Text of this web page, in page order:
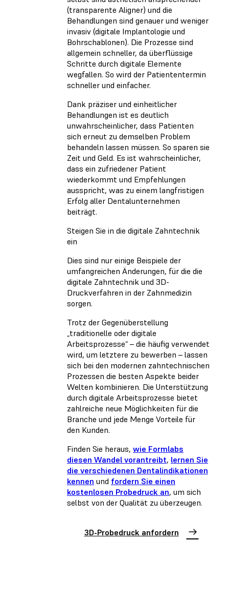
(transparente Aligner) und die
Behandlungen sind genauer und weniger
invasiv (digitale Implantologie und
Bohrschablonen). Die Prozesse sind
allgemein schneller, da überflüssige
Schritte durch digitale Elemente
wegfallen. So wird der Patiententermin
schneller und einfacher.
Dank präziser und einheitlicher
Behandlungen ist es deutlich
unwahrscheinlicher, dass Patienten
sich erneut zu demselben Problem
behandeln lassen müssen. So sparen sie
Zeit und Geld. Es ist wahrscheinlicher,
dass ein zufriedener Patient
wiederkommt und Empfehlungen
ausspricht, was zu einem langfristigen
Erfolg aller Dentalunternehmen
beiträgt.
Steigen Sie in die digitale Zahntechnik
ein
Dies sind nur einige Beispiele der
umfangreichen Änderungen, für die die
digitale Zahntechnik und 3D-
Druckverfahren in der Zahnmedizin
sorgen.
Trotz der Gegenüberstellung
„traditionelle oder digitale
Arbeitsprozesse“ – die häufig verwendet
wird, um letztere zu bewerben – lassen
sich bei den modernen zahntechnischen
Prozessen die besten Aspekte beider
Welten kombinieren. Die Unterstützung
durch digitale Arbeitsprozesse bietet
zahlreiche neue Möglichkeiten für die
Branche und jede Menge Vorteile für
den Kunden.
Finden Sie heraus, wie Formlabs
diesen Wandel vorantreibt, lernen Sie
die verschiedenen Dentalindikationen
kennen und fordern Sie einen
kostenlosen Probedruck an, um sich
selbst von der Qualität zu überzeugen.
3D-Probedruck anfordern